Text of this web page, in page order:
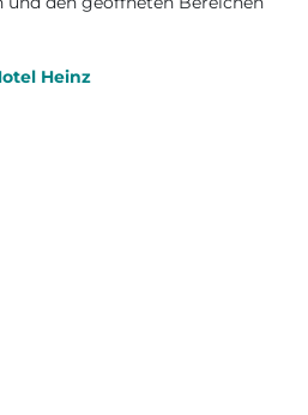
Heinz